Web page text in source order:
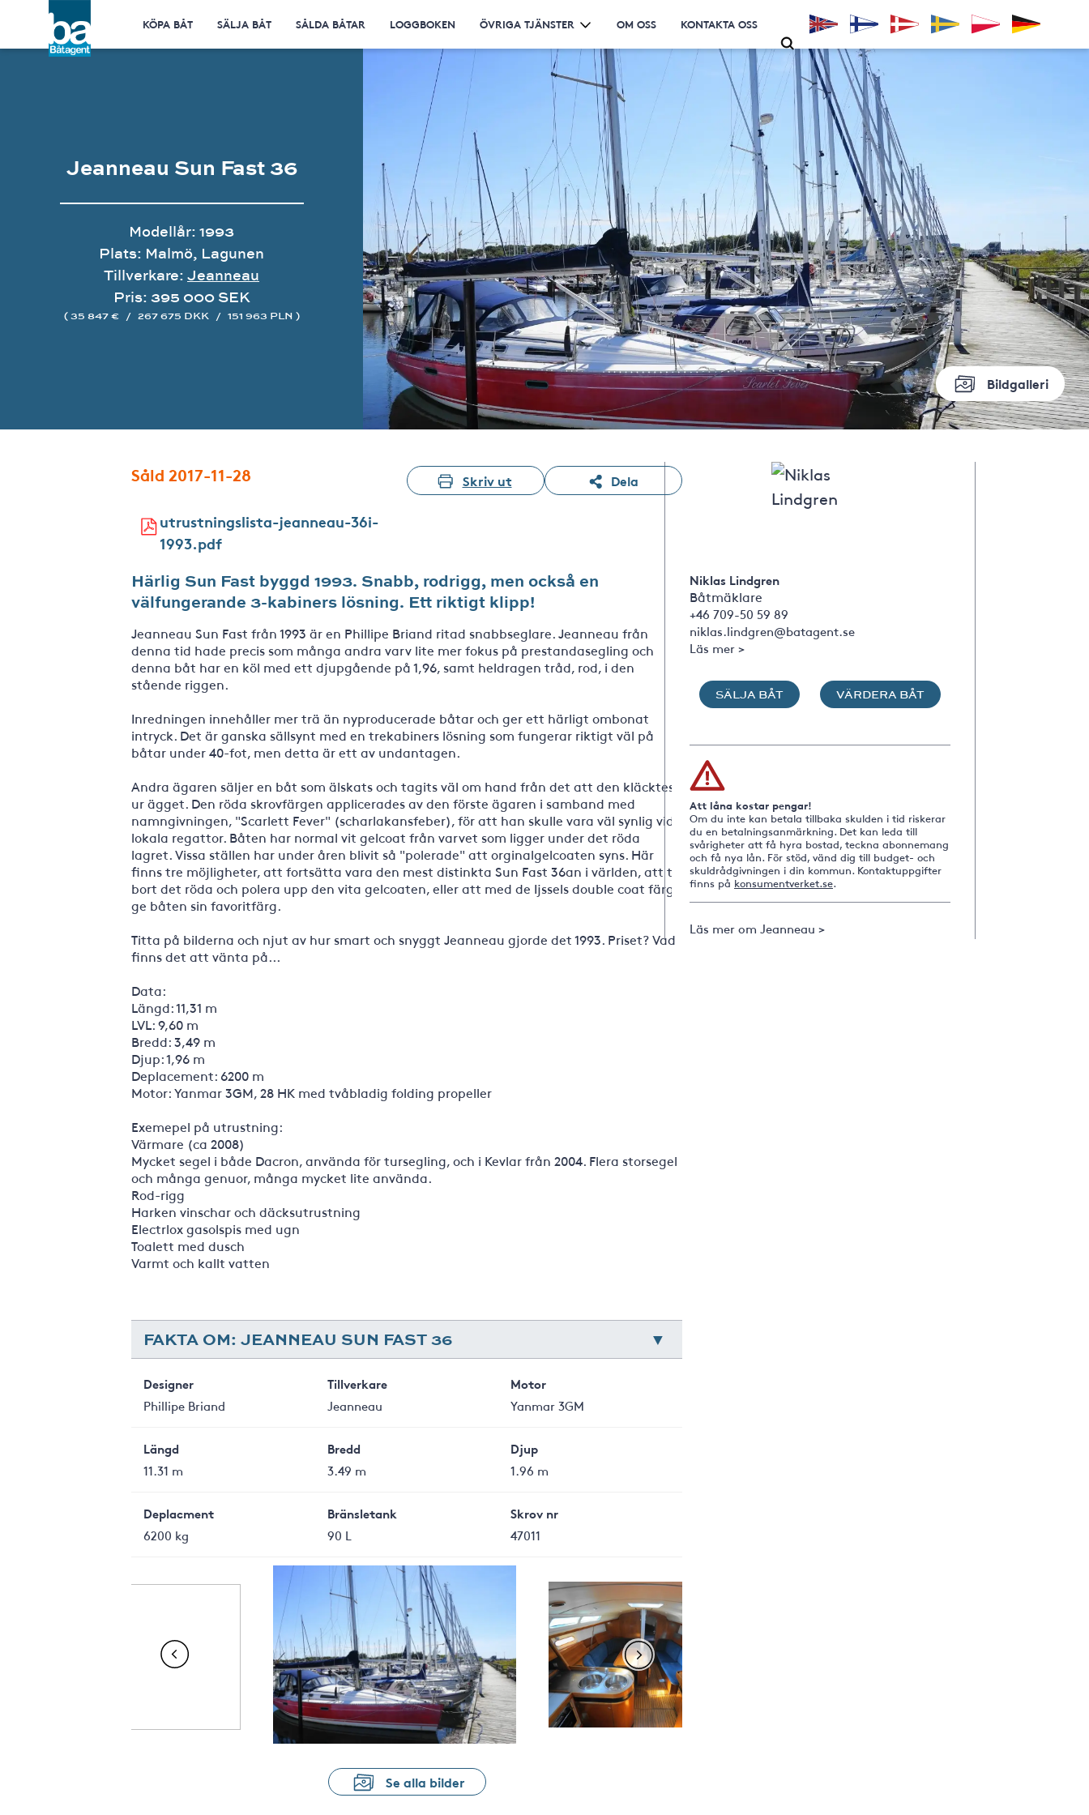
KÖPA BÅT SÄLJA BÅT SÅLDA BÅTAR LOGGBOKEN ÖVRIGA TJÄNSTER OM OSS KONTAKTA OSS
Bildgalleri
Jeanneau Sun Fast 36
Modellår: 1993
Plats: Malmö, Lagunen
Tillverkare: Jeanneau
Pris: 395 000 SEK
( 35 847 € / 267 675 DKK / 151 963 PLN )
Såld 2017-11-28 Skriv ut Dela
utrustningslista-jeanneau-36i-
1993.pdf
Härlig Sun Fast byggd 1993. Snabb, rodrigg, men också en
välfungerande 3-kabiners lösning. Ett riktigt klipp!
Jeanneau Sun Fast från 1993 är en Phillipe Briand ritad snabbseglare. Jeanneau från
denna tid hade precis som många andra varv lite mer fokus på prestandasegling och
denna båt har en köl med ett djupgående på 1,96, samt heldragen tråd, rod, i den
stående riggen.
Inredningen innehåller mer trä än nyproducerade båtar och ger ett härligt ombonat
intryck. Det är ganska sällsynt med en trekabiners lösning som fungerar riktigt väl på
båtar under 40-fot, men detta är ett av undantagen.
Andra ägaren säljer en båt som älskats och tagits väl om hand från det att den kläcktes
ur ägget. Den röda skrovfärgen applicerades av den förste ägaren i samband med
namngivningen, "Scarlett Fever" (scharlakansfeber), för att han skulle vara väl synlig vid
lokala regattor. Båten har normal vit gelcoat från varvet som ligger under det röda
lagret. Vissa ställen har under åren blivit så "polerade" att orginalgelcoaten syns. Här
finns tre möjligheter, att fortsätta vara den mest distinkta Sun Fast 36an i världen, att ta
bort det röda och polera upp den vita gelcoaten, eller att med de Ijssels double coat färg
ge båten sin favoritfärg.
Titta på bilderna och njut av hur smart och snyggt Jeanneau gjorde det 1993. Priset? Vad
finns det att vänta på...
Data:
Längd: 11,31 m
LVL: 9,60 m
Bredd: 3,49 m
Djup: 1,96 m
Deplacement: 6200 m
Motor: Yanmar 3GM, 28 HK med tvåbladig folding propeller
Exemepel på utrustning:
Värmare (ca 2008)
Mycket segel i både Dacron, använda för tursegling, och i Kevlar från 2004. Flera storsegel
och många genuor, många mycket lite använda.
Rod-rigg
Harken vinschar och däcksutrustning
Electrlox gasolspis med ugn
Toalett med dusch
Varmt och kallt vatten
FAKTA OM: JEANNEAU SUN FAST 36
Designer
Phillipe Briand
Tillverkare
Jeanneau
Motor
Yanmar 3GM
Längd
11.31 m
Bredd
3.49 m
Djup
1.96 m
Deplacment
6200 kg
Bränsletank
90 L
Skrov nr
47011
Se alla bilder
Niklas Lindgren
Båtmäklare
+46 709-50 59 89
niklas.lindgren@batagent.se
Läs mer >
SÄLJA BÅT VÄRDERA BÅT
Att låna kostar pengar!
Om du inte kan betala tillbaka skulden i tid riskerar
du en betalningsanmärkning. Det kan leda till
svårigheter att få hyra bostad, teckna abonnemang
och få nya lån. För stöd, vänd dig till budget- och
skuldrådgivningen i din kommun. Kontaktuppgifter
finns på konsumentverket.se.
Läs mer om Jeanneau >